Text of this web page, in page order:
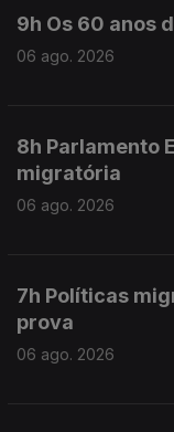
9h Os 60 anos
06 ago. 2026
8h Parlamento
migratória
06 ago. 2026
7h Políticas
prova
06 ago. 2026